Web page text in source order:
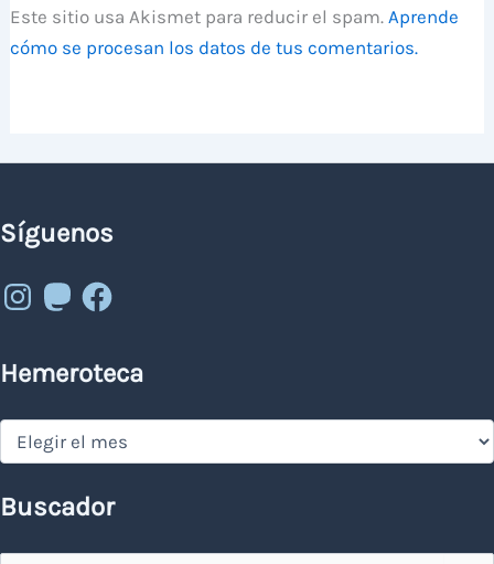
Este sitio usa Akismet para reducir el spam.Aprende
cómo se procesan los datos de tus comentarios.
Síguenos
Instagram
MastodonFacebook
Hemeroteca
Hemeroteca
Buscador